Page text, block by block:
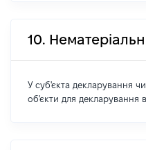
10.
У суб'єкта декларування чи
об'єкти для декларування